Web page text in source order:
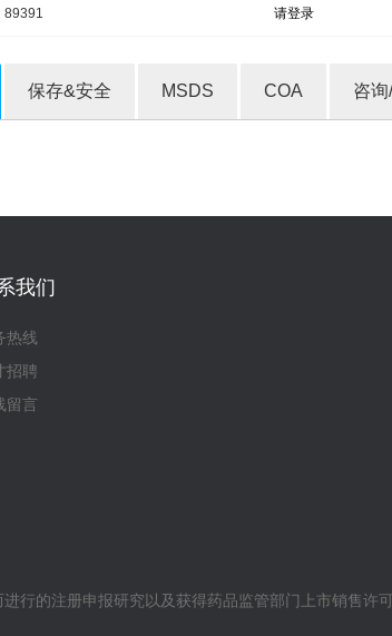
89391 请登录
保存&安全 MSDS COA 咨
我们
热线
招聘
留言
行的注册申报研究以及获得药品监管部门上市销售许